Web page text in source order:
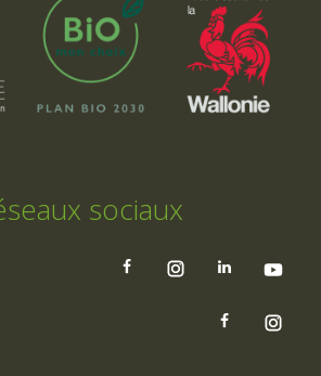
sociaux